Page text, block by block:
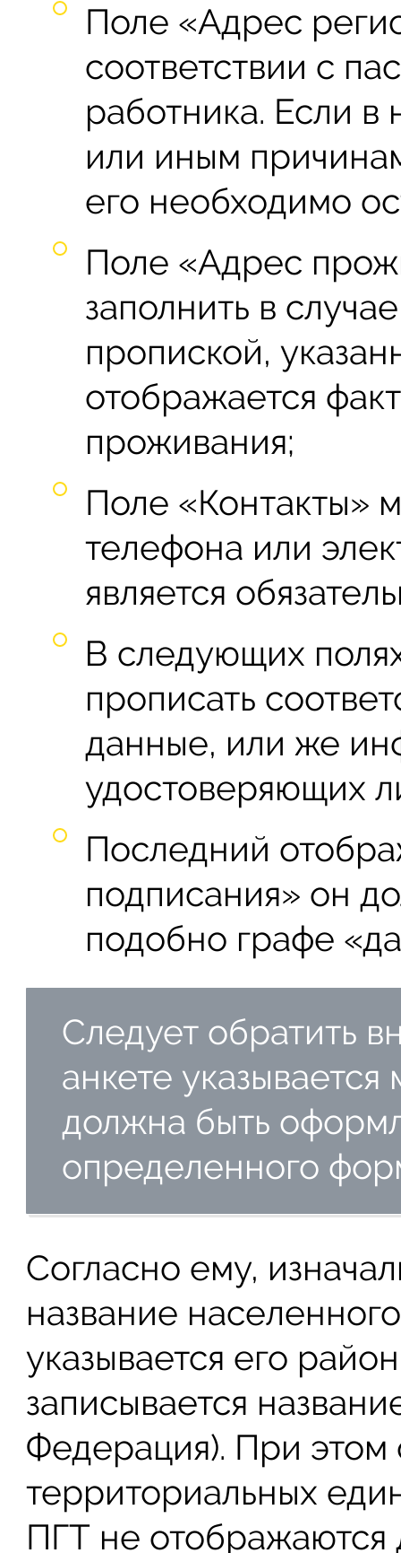
Поле «Адрес
соответствии с
работника. Если
или иным
его необходимо
Поле «Адрес
заполнить в
пропиской,
отображается
проживания;
Поле «Контакты»
телефона или
является
В следующих
прописать
данные, или же
удостоверяющих
Последний
подписания» он
подобно графе
Следует обратить
анкете
должна быть
определенного
Согласно ему,
название
указывается его
записывается
Федерация). При этом
территориальных
ПГТ не